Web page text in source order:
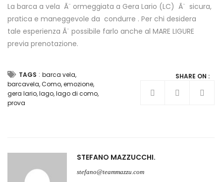
La barca a vela Ã¨ ormeggiata a Gera Lario (LC) Ã¨ sicura,
pratica e maneggevole da condurre . Per chi desidera
tale esperienza Ã¨ possibile farlo anche al MARE LIGURE
previa prenotazione.
TAGS : barca vela,
barcavela,Como,emozione,
gera lario,lago,lago di como,
prova
SHARE ON :
STEFANO MAZZUCCHI
stefano@teammazzu.com